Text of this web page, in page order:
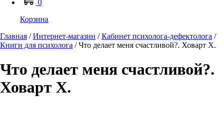
0
Корзина
Главная /Интернет-магазин /Кабинет психолога-дефектолога /
Книги для психолога /Что делает меня счастливой?. Ховарт Х.
Что делает меня счастливой?.
Ховарт Х.